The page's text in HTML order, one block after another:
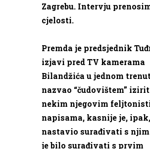
Zagrebu. Intervju
cjelosti.
Premda je predsjednik
izjavi pred TV kamerama
Bilandžića u jednom
nazvao “čudovištem”
nekim njegovim
napisama, kasnije je, ipak,
nastavio surađivati s
je bilo surađivati s prvim